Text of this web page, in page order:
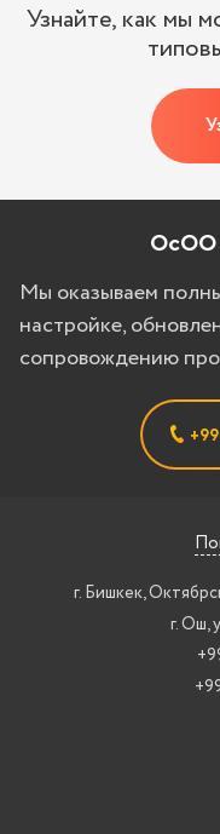
Узнайте, как мы
ОсОО
Мы оказываем
настройке,
сопровождению
г. Бишкек,
г. Ош,